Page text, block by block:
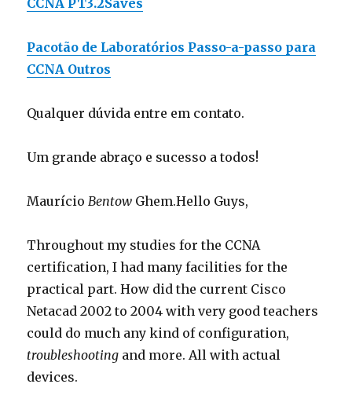
CCNA PT3.2Saves
Pacotão de Laboratórios Passo-a-passo para
CCNA Outros
Qualquer dúvida entre em contato.
Um grande abraço e sucesso a todos!
MaurícioBentow Ghem.Hello Guys,
Throughout my studies for the CCNA
certification, I had many facilities for the
practical part. How did the current Cisco
Netacad 2002 to 2004 with very good teachers
could do much any kind of configuration,
troubleshooting and more. All with actual
devices.